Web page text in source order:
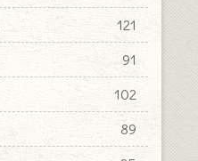
121
91
102
89